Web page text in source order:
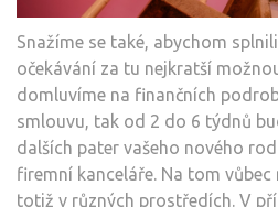
Snažíme se také, abychom
očekávání za tu nejkratší
domluvíme na finančních
smlouvu, tak od 2 do 6 týdnů
dalších pater vašeho nového
firemní kanceláře. Na tom vůbec
totiž v různých prostředích. V